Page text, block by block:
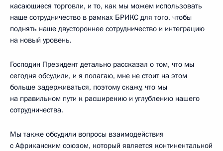
касающиеся торговли, и то, как мы можем использовать
наше сотрудничество в рамках БРИКС для того, чтобы
поднять наше двустороннее сотрудничество и интеграцию
на новый уровень.
Господин Президент детально рассказал о том, что мы
сегодня обсудили, и я полагаю, мне не стоит на этом
больше задерживаться, поэтому скажу, что мы
на правильном пути к расширению и углублению нашего
сотрудничества.
Мы также обсудили вопросы взаимодействия
с Африканским союзом, который является континентальной